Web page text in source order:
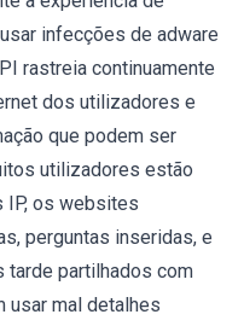
infecções de adware
rastreia continuamente
dos utilizadores e
que podem ser
utilizadores estão
IP, os websites
perguntas inseridas, e
partilhados com
usar mal detalhes